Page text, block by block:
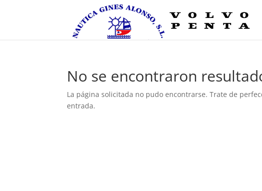
No se encontraron
La página solicitada no pudo encontrarse. Trate de
entrada.